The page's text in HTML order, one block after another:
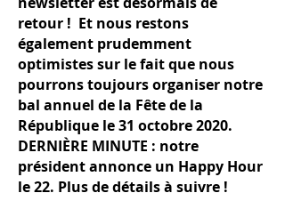
retour ! Et nous restons
également prudemment
optimistes sur le fait que nous
pourrons toujours organiser notre
bal annuel de la Fête de la
République le 31 octobre 2020.
DERNIÈRE MINUTE : notre
président annonce un Happy Hour
le 22. Plus de détails à suivre !